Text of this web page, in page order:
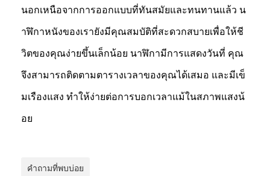
นาฬิกาสายซิลิคอน
นาฬิกาควอตซ์
นาฬิกาควอตซ์ผู้ชาย
นาฬิกาข้อมือเด็ก
นอกเหนือจากการออกแบบที่ทันสมัยและทนทานแล้ว น
าฬิกาหนังของเรายังมีคุณสมบัติที่สะดวกสบายเพื่อให้ชี
วิตของคุณง่ายขึ้นเล็กน้อย นาฬิกามีการแสดงวันที่ คุณ
จึงสามารถติดตามตารางเวลาของคุณได้เสมอ และมีเข็
มเรืองแสง ทำให้ง่ายต่อการบอกเวลาแม้ในสภาพแสงน้
อย
คำถามที่พบบ่อย